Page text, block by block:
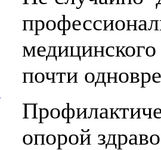
почти
опорой